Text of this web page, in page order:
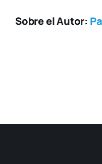
Sobre el Autor: